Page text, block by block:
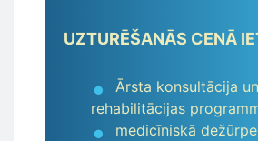
UZTURĒŠANĀS CENĀ
Ārsta konsultācija un
rehabilitācijas
medicīniskā